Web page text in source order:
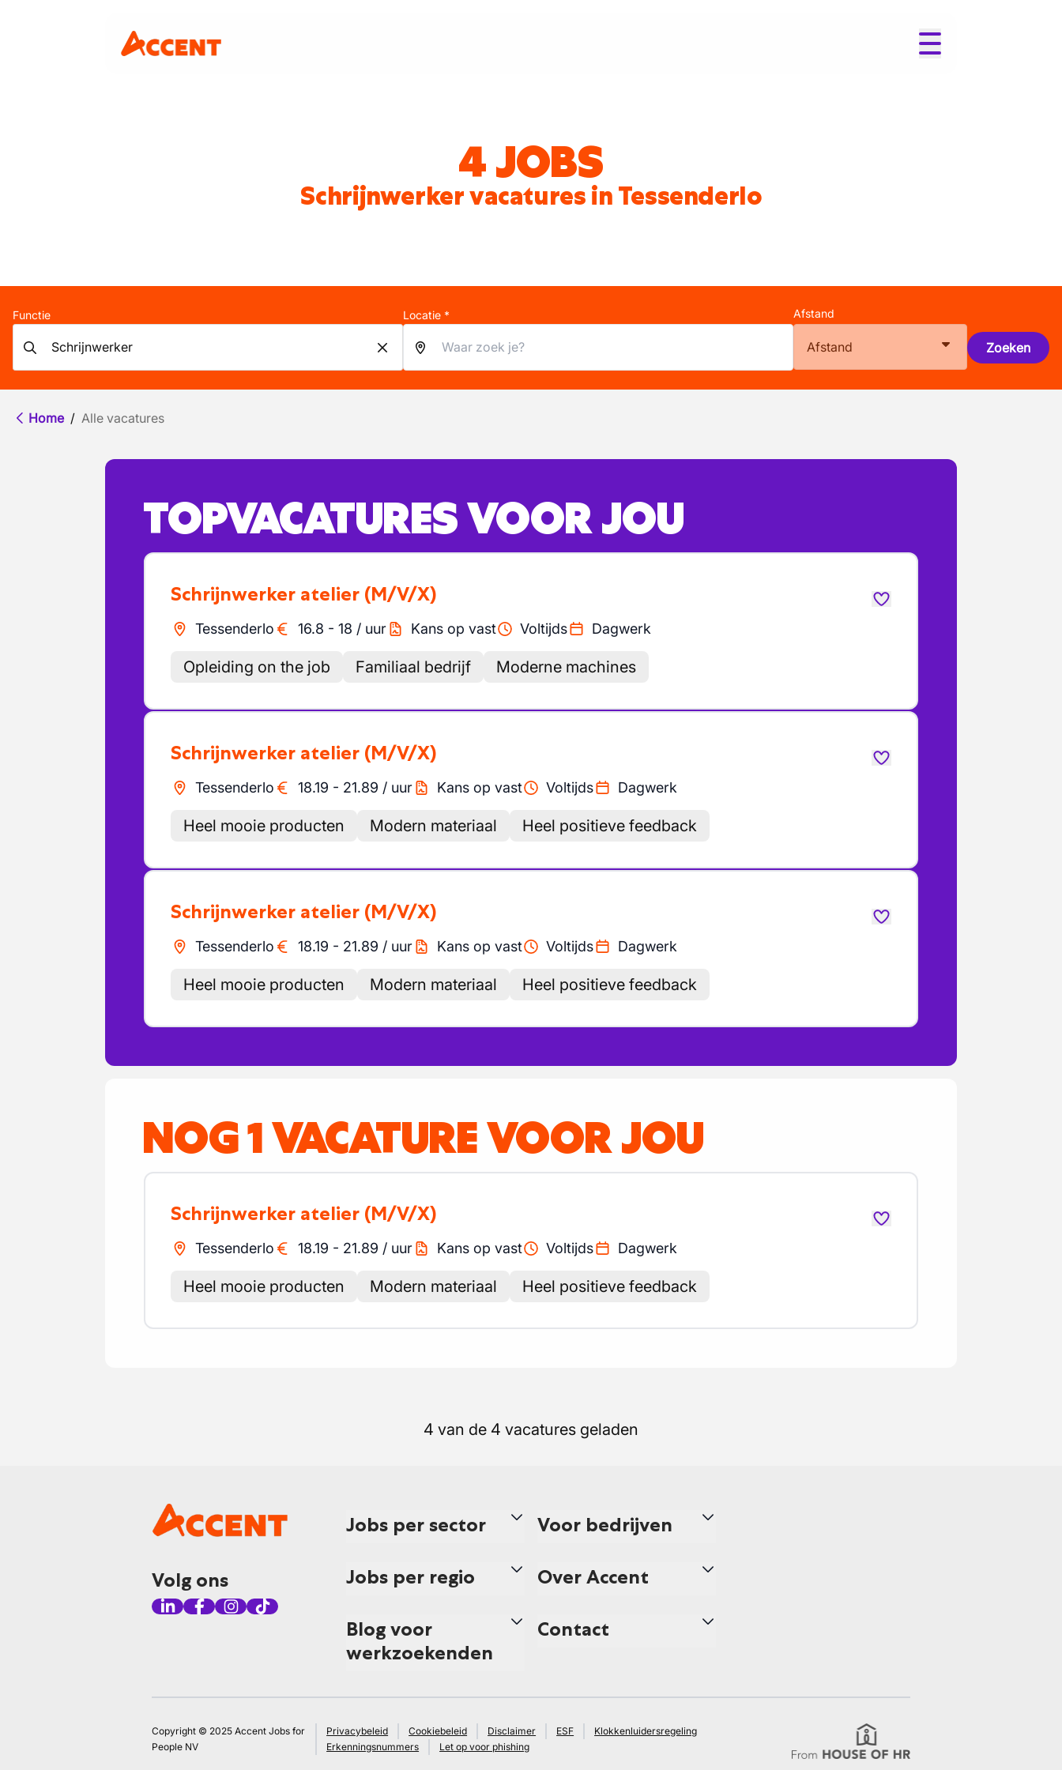
4 JOBS
Schrijnwerker vacatures in Tessenderlo
Functie Locatie * Afstand
Afstand Zoeken
Home / Alle vacatures
TOPVACATURES VOOR JOU
Schrijnwerker atelier (M/V/X)
Tessenderlo 16.8 - 18 / uur Kans op vast Voltijds Dagwerk
Opleiding on the job Familiaal bedrijf Moderne machines
Schrijnwerker atelier (M/V/X)
Tessenderlo 18.19 - 21.89 / uur Kans op vast Voltijds Dagwerk
Heel mooie producten Modern materiaal Heel positieve feedback
Schrijnwerker atelier (M/V/X)
Tessenderlo 18.19 - 21.89 / uur Kans op vast Voltijds Dagwerk
Heel mooie producten Modern materiaal Heel positieve feedback
NOG 1 VACATURE VOOR JOU
Schrijnwerker atelier (M/V/X)
Tessenderlo 18.19 - 21.89 / uur Kans op vast Voltijds Dagwerk
Heel mooie producten Modern materiaal Heel positieve feedback
4 van de 4 vacatures geladen
Volg ons
Jobs per sector
Jobs per regio
Blog voor
werkzoekenden
Voor bedrijven
Over Accent
Contact
Copyright © 2025 Accent Jobs for
People NV
Privacybeleid Cookiebeleid Disclaimer ESF
Klokkenluidersregeling
Erkenningsnummers
Let op voor phishing